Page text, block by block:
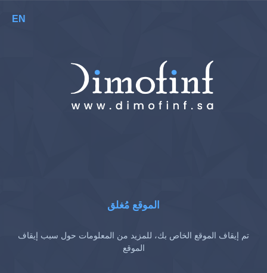
EN
الموقع مُغلق
تم إيقاف الموقع الخاص بك، للمزيد من المعلومات حول سبب إيقاف
الموقع